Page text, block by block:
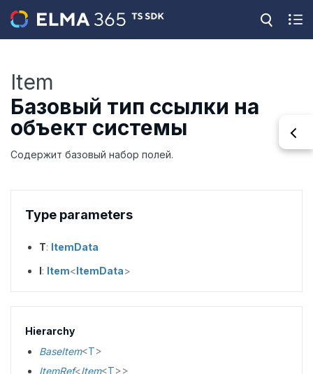
Item
Базовый тип ссылки на
объект системы
Содержит базовый набор полей.
Type parameters
T: ItemData
I: Item<ItemData>
Hierarchy
BaseItem<T>
ItemRef<Item<T>>